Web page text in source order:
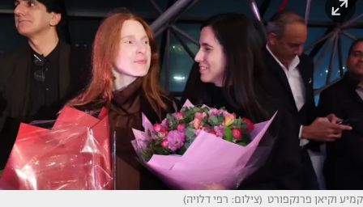
קמיע וקיאן פרנקפורט (צילום: רפי דלויה)